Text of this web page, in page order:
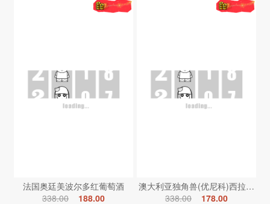
法国奥廷美波尔多红葡萄酒
338.00
188.00
澳大利亚独角兽(优尼科)西拉红葡
338.00
178.00